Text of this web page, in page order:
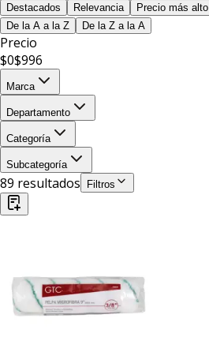
Destacados Relevancia Precio más alto
De la A a la Z
De la Z a la A
Precio
$0$996
Marca
Departamento
Categoría
Subcategoría
89 resultados Filtros